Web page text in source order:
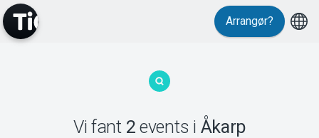
MyTickster
Arrangør?
Vi fant 2 events i Åkarp